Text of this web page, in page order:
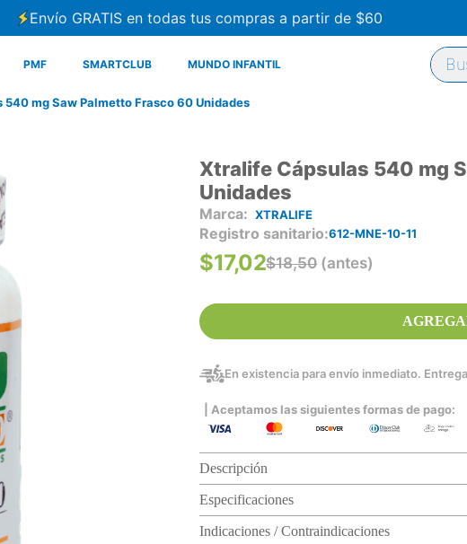
Envío GRATIS en todas tus compras a partir de $60
PMF SMARTCLUB MUNDO INFANTIL
Buscar
mg Saw Palmetto Frasco 60 Unidades
Xtralife Cápsulas 540 mg
Unidades
XTRALIFE
Registro sanitario 612-MNE-10-11
$18,50 (antes)
$17,02
En existencia para envío inmediato.
| Aceptamos las siguientes formas de pago:
Descripción
Especificaciones
Indicaciones / Contraindicaciones